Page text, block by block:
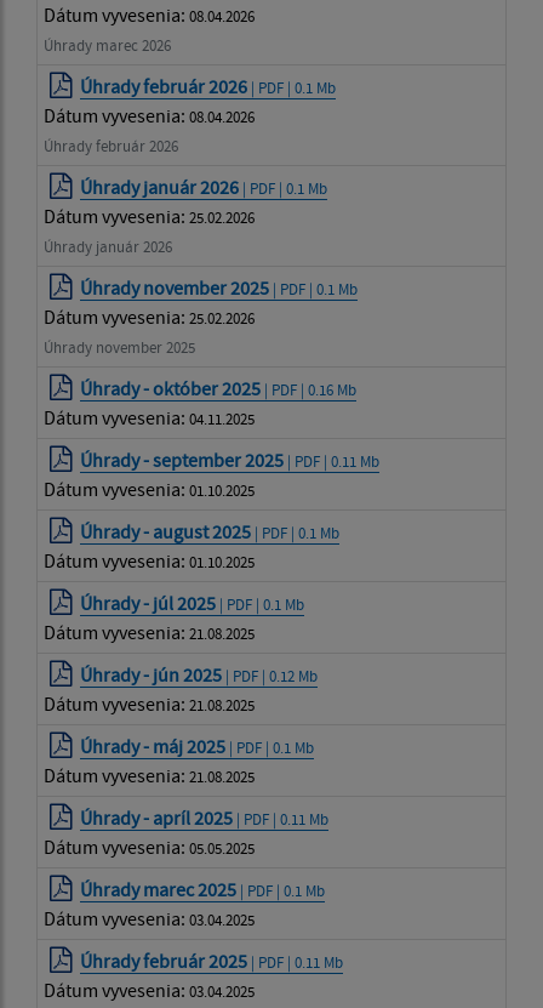
Dátum vyvesenia: 08.04.2026
Úhrady marec 2026
Úhrady február 2026 | PDF | 0.1 Mb
Dátum vyvesenia: 08.04.2026
Úhrady február 2026
Úhrady január 2026 | PDF | 0.1 Mb
Dátum vyvesenia: 25.02.2026
Úhrady január 2026
Úhrady november 2025 | PDF | 0.1 Mb
Dátum vyvesenia: 25.02.2026
Úhrady november 2025
Úhrady - október 2025 | PDF | 0.16 Mb
Dátum vyvesenia: 04.11.2025
Úhrady - september 2025 | PDF | 0.11 Mb
Dátum vyvesenia: 01.10.2025
Úhrady - august 2025 | PDF | 0.1 Mb
Dátum vyvesenia: 01.10.2025
Úhrady - júl 2025 | PDF | 0.1 Mb
Dátum vyvesenia: 21.08.2025
Úhrady - jún 2025 | PDF | 0.12 Mb
Dátum vyvesenia: 21.08.2025
Úhrady - máj 2025 | PDF | 0.1 Mb
Dátum vyvesenia: 21.08.2025
Úhrady - apríl 2025 | PDF | 0.11 Mb
Dátum vyvesenia: 05.05.2025
Úhrady marec 2025 | PDF | 0.1 Mb
Dátum vyvesenia: 03.04.2025
Úhrady február 2025 | PDF | 0.11 Mb
Dátum vyvesenia: 03.04.2025